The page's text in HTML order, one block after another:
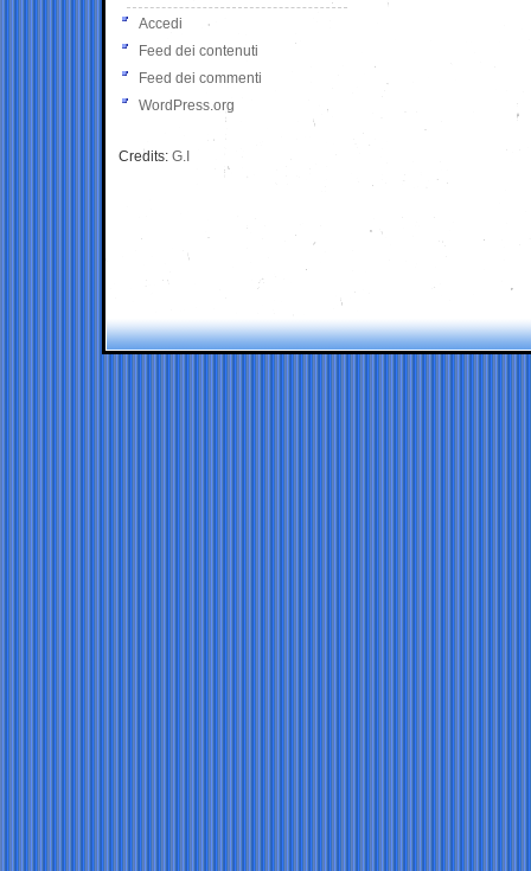
Accedi
Feed dei contenuti
Feed dei commenti
WordPress.org
Credits: G.I